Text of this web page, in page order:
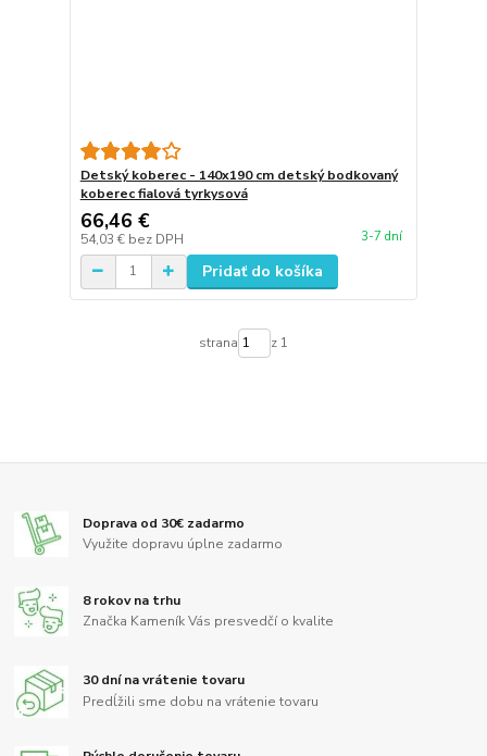
Detský koberec - 140x190 cm detský bodkovaný
koberec fialová tyrkysová
66,46 €
54,03 € bez DPH 3-7 dní
Pridať do košíka
strana z 1
Doprava od 30€ zadarmo
Využite dopravu úplne zadarmo
8 rokov na trhu
Značka Kameník Vás presvedčí o kvalite
30 dní na vrátenie tovaru
Predĺžili sme dobu na vrátenie tovaru